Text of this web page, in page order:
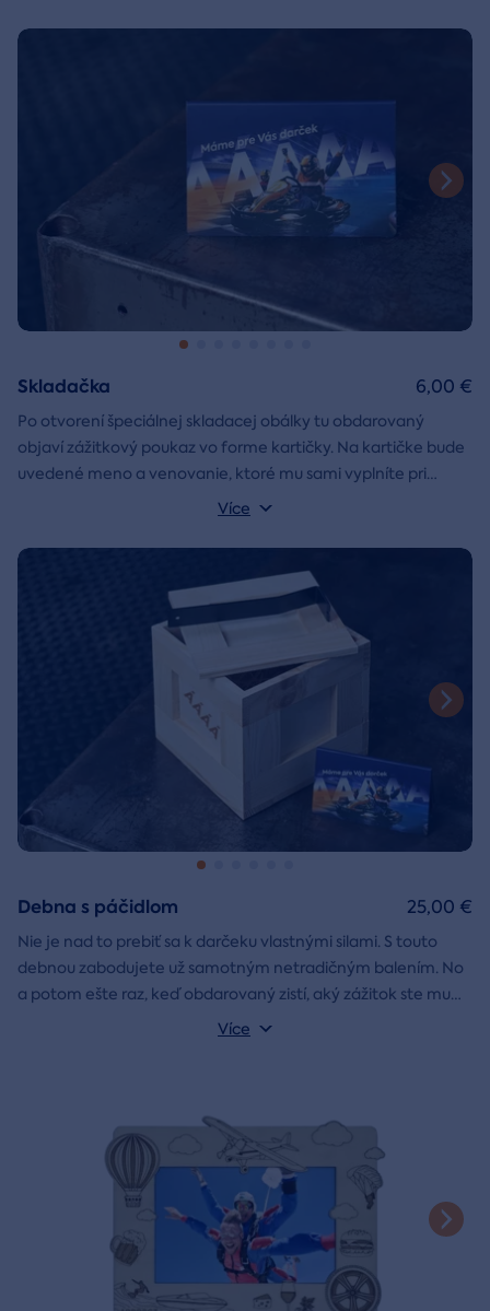
Skladačka
Po otvorení špeciálnej skladacej obálky tu obdarovaný
objaví zážitkový poukaz vo forme kartičky. Na kartičke bude
uvedené meno a venovanie, ktoré mu sami vyplníte pri
Více
6,00 €
Debna s páčidlom
Nie je nad to prebiť sa k darčeku vlastnými silami. S touto
debnou zabodujete už samotným netradičným balením. No
a potom ešte raz, keď obdarovaný zistí, aký zážitok ste mu
darčekovú skladačku
Vonkajšie rozmery: 20 × 20 × 20 cm
Více
25,00 €